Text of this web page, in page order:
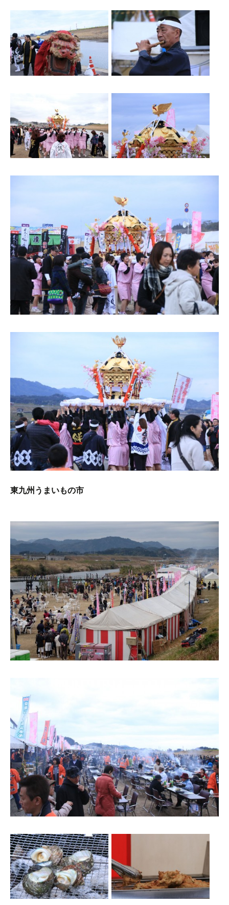
東九州うまいもの市